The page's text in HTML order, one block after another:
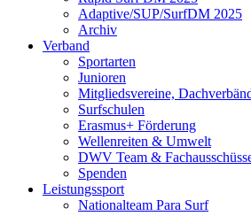
Adaptive/SUP/SurfDM 2025
Archiv
Verband
Sportarten
Junioren
Mitgliedsvereine,
Surfschulen
Erasmus+ Förderung
Wellenreiten & Umwelt
DWV Team &
Spenden
Leistungssport
Nationalteam Para Surf